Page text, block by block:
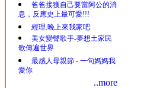
爸爸接獲自己要當阿公的消
息，反應史上最可愛!!!
經理.晚上來我家吧
美女變聲歌手-夢想土家民
歌傳遍世界
最感人母親節 - 一句媽媽我
愛你
..more